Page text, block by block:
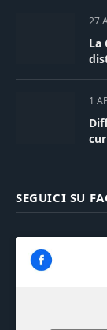
27
La
1
SEGUICI SU